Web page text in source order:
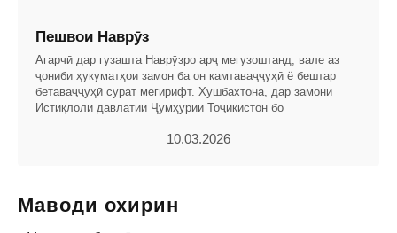
Пешвои Наврӯз
Агарчӣ дар гузашта Наврӯзро арҷ мегузоштанд, вале аз
ҷониби ҳукуматҳои замон ба он камтаваҷҷуҳӣ ё бештар
бетаваҷҷуҳӣ сурат мегирифт. Хушбахтона, дар замони
Истиқлоли давлатии Ҷумҳурии Тоҷикистон бо
10.03.2026
Маводи охирин